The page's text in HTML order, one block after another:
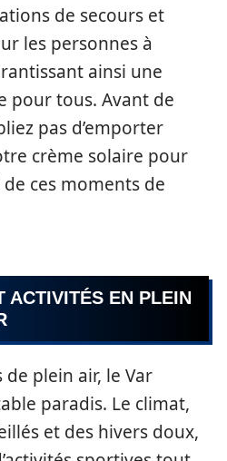
de secours et
les personnes à
ainsi une
pour tous. Avant de
pas d’emporter
crème solaire pour
ces moments de
ACTIVITÉS EN PLEIN
plein air, le Var
paradis. Le climat,
et des hivers doux,